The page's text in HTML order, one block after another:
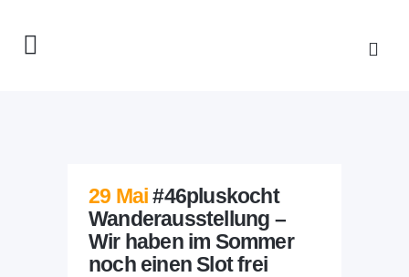
29 Mai #46pluskocht
Wanderausstellung –
Wir haben im Sommer
noch einen Slot frei